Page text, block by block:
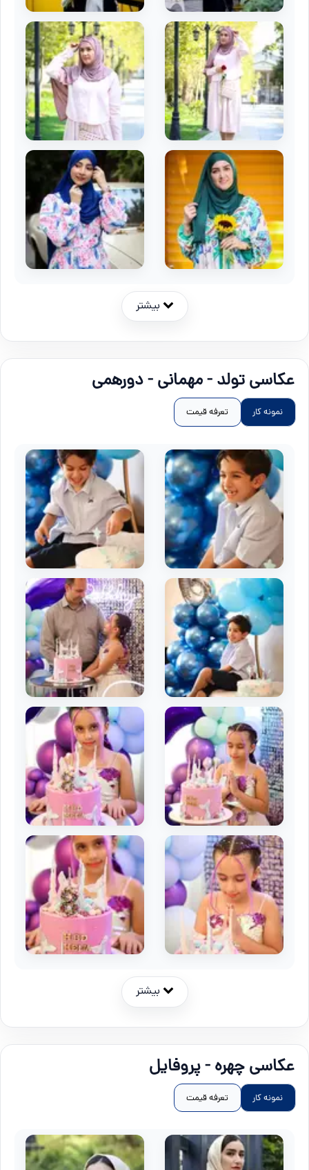
بیشتر
عکاسی تولد - مهمانی - دورهمی
نمونه کار تعرفه قیمت
بیشتر
عکاسی چهره - پروفایل
نمونه کار تعرفه قیمت